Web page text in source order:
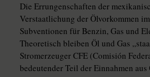
Die Errungenschaften der
Verstaatlichung der Ölvorkommen
Subventionen für Benzin, Gas und
Theoretisch bleiben Öl und Gas
Stromerzeuger CFE (Comisión
bedeutender Teil der Einnahmen